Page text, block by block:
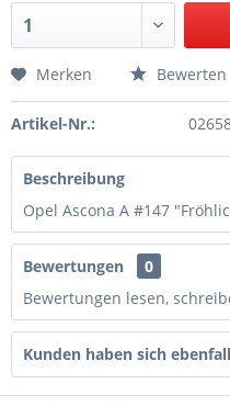
Merken Bewerten
Artikel-Nr.:
Beschreibung
Opel Ascona A #147
Bewertungen
0
Bewertungen lesen,
Kunden haben sich